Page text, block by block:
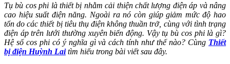
Tụ bù cos phi là thiết bị nhằm cải thiện chất lượng điện áp và nâng
cao hiệu suất điện năng. Ngoài ra nó còn giúp giảm mức độ hao
tổn do các thiết bị tiêu thụ điện không thuần trở, cùng với tình trạng
điện áp trên lưới thường xuyên biến động. Vậy tụ bù cos phi là gì?
Hệ số cos phi có ý nghĩa gì và cách tính như thế nào? Cùng Thiết
bị điện Huỳnh Laitìm hiểu trong bài viết sau đây.